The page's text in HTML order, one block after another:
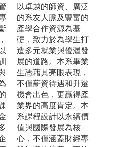
以卓越的師資、廣泛
的系友人脈及豐富的
產學合作資源為基
礎，致力於為學生打
造多元就業與優渥發
展的道路。本系畢業
生憑藉其亮眼表現，
不僅薪資待遇和升遷
機會出色，更贏得產
業界的高度肯定。本
系課程設計以永續價
值與國際發展為核
心，不僅涵蓋財經專